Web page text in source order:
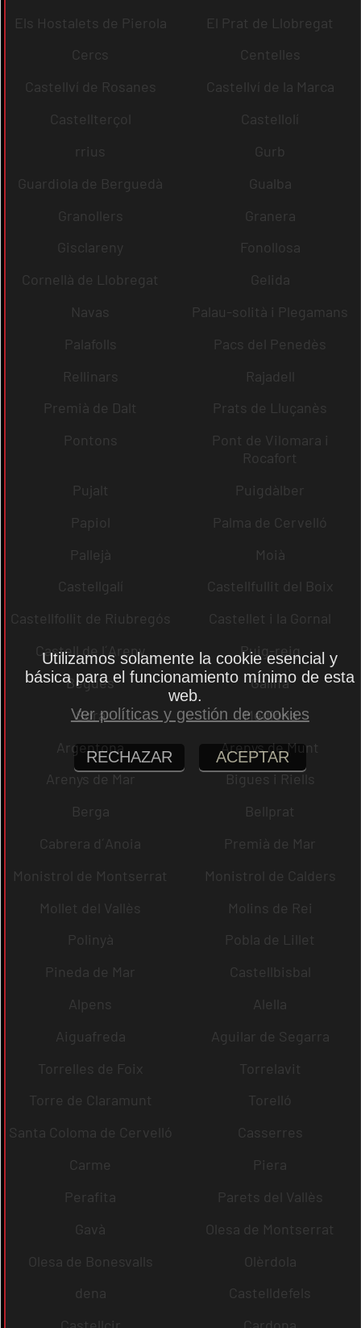
Els Hostalets de Pierola
El Prat de Llobregat
Cercs
Centelles
Castellví de Rosanes
Castellví de la Marca
Castellterçol
Castellolí
rrius
Gurb
Guardiola de Berguedà
Gualba
Granollers
Granera
Gisclareny
Fonollosa
Cornellà de Llobregat
Gelida
Navas
Palau-solità i Plegamans
Palafolls
Pacs del Penedès
Rellinars
Rajadell
Premià de Dalt
Prats de Lluçanès
Pontons
Pont de Vilomara i
Rocafort
Pujalt
Puigdàlber
Papiol
Palma de Cervelló
Pallejà
Moià
Castellgalí
Castellfullit del Boix
Castellfollit de Riubregós
Castellet i la Gornal
Castell de l´Areny
Puig-reig
Begues
Gallifa
Sora
Mediona
Argentona
Arenys de Munt
Arenys de Mar
Bigues i Riells
Berga
Bellprat
Cabrera d´Anoia
Premià de Mar
Monistrol de Montserrat
Monistrol de Calders
Mollet del Vallès
Molins de Rei
Polinyà
Pobla de Lillet
Pineda de Mar
Castellbisbal
Alpens
Alella
Aiguafreda
Aguilar de Segarra
Torrelles de Foix
Torrelavit
Torre de Claramunt
Torelló
Santa Coloma de Cervelló
Casserres
Carme
Piera
Perafita
Parets del Vallès
Gavà
Olesa de Montserrat
Olesa de Bonesvalls
Olèrdola
dena
Castelldefels
Utilizamos solamente la cookie esencial y
básica para el funcionamiento mínimo de esta
web.
Ver políticas y gestión de cookies
RECHAZAR ACEPTAR